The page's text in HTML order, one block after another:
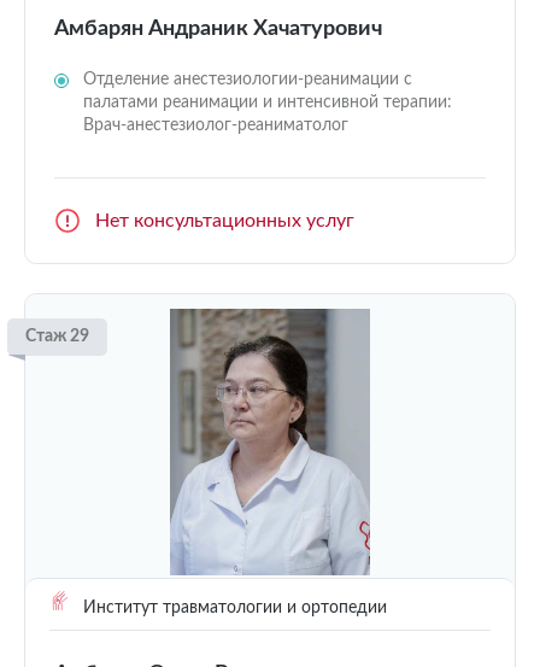
Амбарян Андраник Хачатурович
Отделение анестезиологии-реанимации с
палатами реанимации и интенсивной терапии:
Врач-анестезиолог-реаниматолог
Нет консультационных услуг
Стаж 29
Институт травматологии и ортопедии